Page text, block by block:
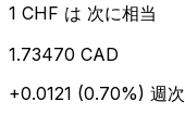
1 CHF は 次に相当
1.73470 CAD
+0.0121 (0.70%) 週次